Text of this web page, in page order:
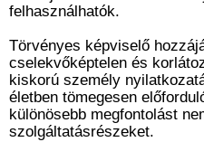
felhasználhatók.
Törvényes képviselő
cselekvőképtelen és
kiskorú személy
életben tömegesen
különösebb megfontolást
szolgáltatásrészeket.